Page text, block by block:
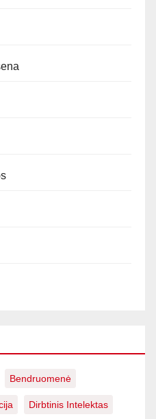
Bendruomenė
Dirbtinis Intelektas